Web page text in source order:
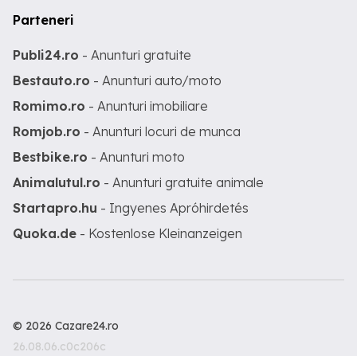
Parteneri
Publi24.ro - Anunturi gratuite
Bestauto.ro - Anunturi auto/moto
Romimo.ro - Anunturi imobiliare
Romjob.ro - Anunturi locuri de munca
Bestbike.ro - Anunturi moto
Animalutul.ro - Anunturi gratuite animale
Startapro.hu - Ingyenes Apróhirdetés
Quoka.de - Kostenlose Kleinanzeigen
© 2026 Cazare24.ro
26.08.06.c0c206c